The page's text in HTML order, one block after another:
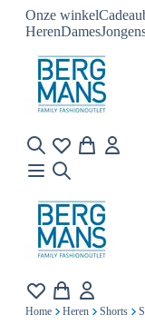
Onze winkel
HerenDames
Home Heren Shorts